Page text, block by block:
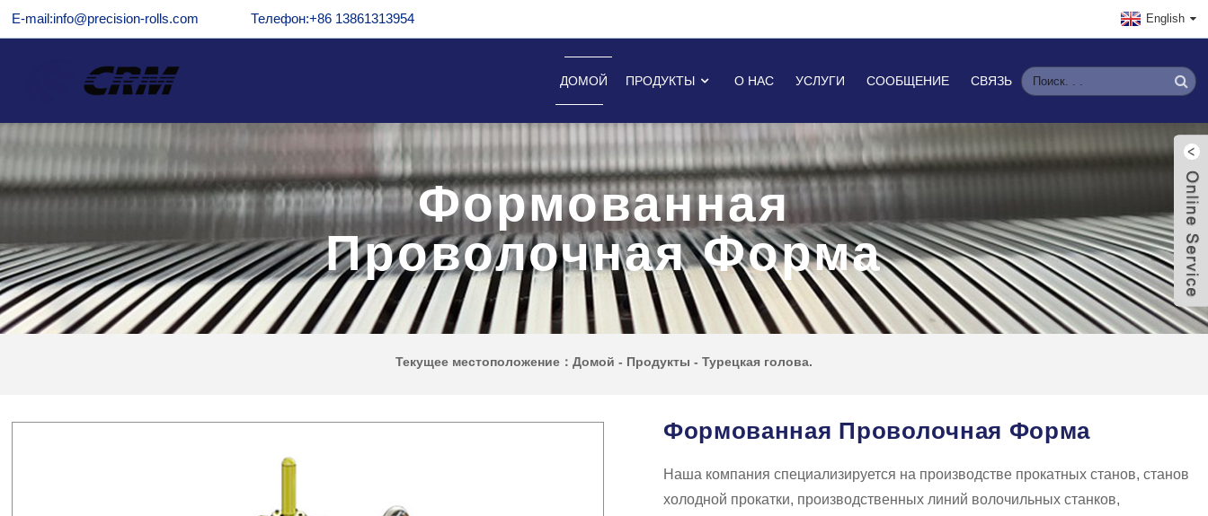
E-mail:info@precision-rolls.com Телефон:+86 13861313954 English
ДОМОЙ ПРОДУКТЫ О НАС УСЛУГИ СООБЩЕНИЕ СВЯЗЬ
Формованная
Проволочная Форма
Текущее местоположение： Домой - Продукты - Турецкая голова.
Формованная Проволочная Форма
Наша компания специализируется на производстве прокатных станов, станов
холодной прокатки, производственных линий волочильных станков,